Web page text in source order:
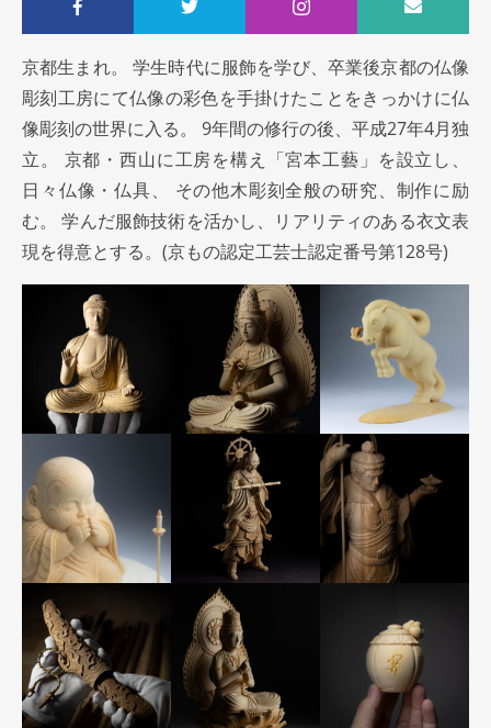
京都生まれ。 学生時代に服飾を学び、卒業後京都の仏像
彫刻工房にて仏像の彩色を手掛けたことをきっかけに仏
像彫刻の世界に入る。 9年間の修行の後、平成27年4月独
立。 京都・西山に工房を構え「宮本工藝」を設立し、
日々仏像・仏具、 その他木彫刻全般の研究、制作に励
む。 学んだ服飾技術を活かし、リアリティのある衣文表
現を得意とする。(京もの認定工芸士認定番号第128号)